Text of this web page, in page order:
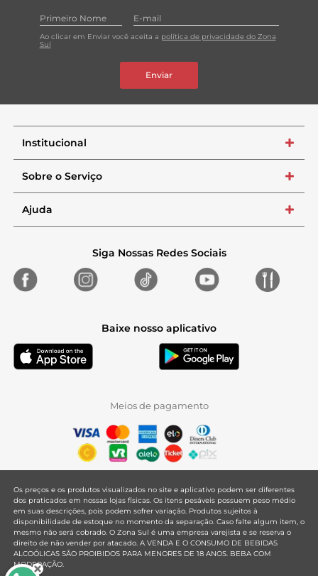
Ao clicar em Enviar você aceita a política de privacidade do Zona
Sul
Enviar
Institucional +
Sobre o Serviço +
Ajuda +
Siga Nossas Redes Sociais
Baixe nosso aplicativo
Meios de pagamento
Os preços e os produtos visualizados no site e aplicativo podem ser diferentes
dos praticados em nossas lojas físicas. Os itens pesáveis possuem peso médio
em suas descrições, pois podem sofrer variação. Produtos sujeitos à
disponibilidade de estoque no momento da separação. Caso falte algum item, o
mesmo não será cobrado. O Zona Sul é uma empresa varejista e se reserva o
direito de não vender por atacado. A VENDA E O CONSUMO DE BEBIDAS
ALCOÓLICAS SÃO PROIBIDOS PARA MENORES DE 18 ANOS. BEBA COM
MODERAÇÃO.